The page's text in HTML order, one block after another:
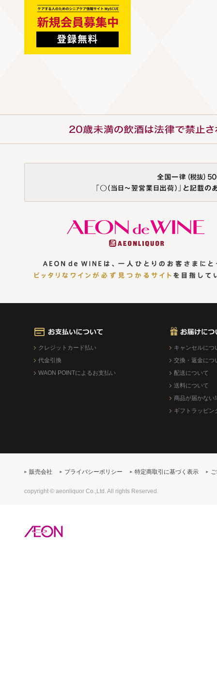
クレジットカード払い
代金引換
WAON POINTによるお支払い
キャンセルにつ
交換・返金につ
配送について
送料について
商品が届かない
ギフトラッピン
販売会社 プライバシーポリシー 特定商取引に基づく表示
copyright © aeonliquor Co.,Ltd. All rights Reserved.